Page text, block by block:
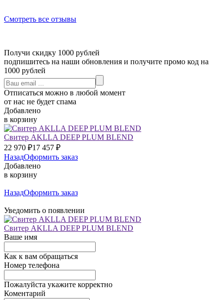
Смотреть все отзывы
Получи скидку 1000 рублей
подпишитесь на наши обновления и получите промо код на
1000 рублей
Отписаться можно в любой момент
от нас не будет спама
Добавлено
в корзину
Свитер AKLLA DEEP PLUM BLEND
22 970 ₽17 457 ₽
НазадОформить заказ
Добавлено
в корзину
НазадОформить заказ
Уведомить о появлении
Свитер AKLLA DEEP PLUM BLEND
Ваше имя
Как к вам обращаться
Номер телефона
Пожалуйста укажите корректно
Коментарий